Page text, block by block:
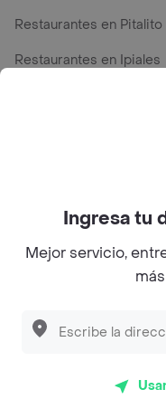
Restaurantes en Pitalito
Restaurantes en Ipiales
Top Marcas y
Encuéntranos en
App Store
Ingresa tu
Mejor servicio,